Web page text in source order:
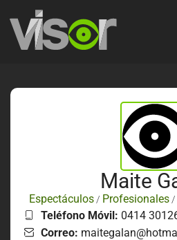
Maite
Espectáculos/ Profesionales/
Teléfono Móvil: 0414
Correo: